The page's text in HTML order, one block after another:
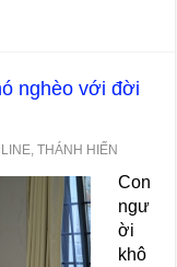
nghèo với đời
,THÁNH HIẾN
Con
ngư
ời
khô